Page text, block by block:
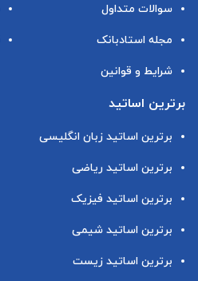
سوالات متداول
مجله استادبانک
شرایط و قوانین
برترین اساتید
برترین اساتید زبان انگلیسی
برترین اساتید ریاضی
برترین اساتید فیزیک
برترین اساتید شیمی
برترین اساتید زیست